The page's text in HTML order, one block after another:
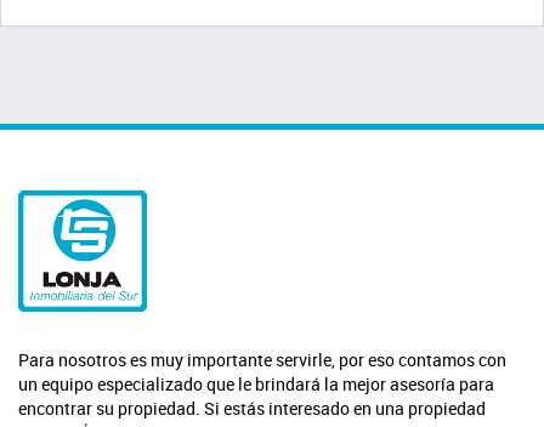
Para nosotros es muy importante servirle, por eso contamos con
un equipo especializado que le brindará la mejor asesoría para
encontrar su propiedad. Si estás interesado en una propiedad